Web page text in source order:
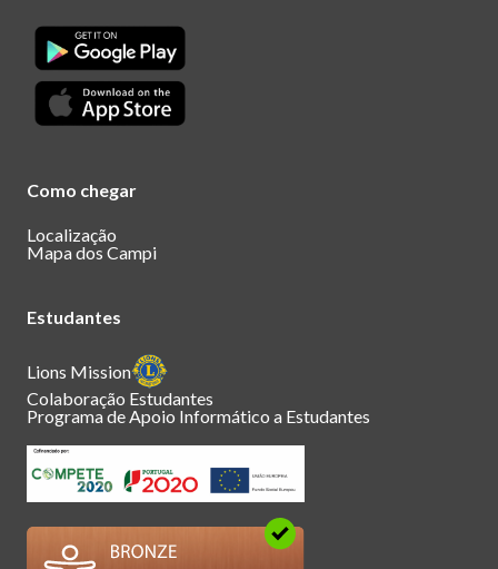
Como chegar
Localização
Mapa dos Campi
Estudantes
Lions Mission
Colaboração Estudantes
Programa de Apoio Informático a Estudantes